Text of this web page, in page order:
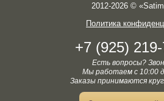
2012-2026 ©
Политика
+7 (925)
Есть вопросы?
Мы работаем с 10:00
Заказы принимаются